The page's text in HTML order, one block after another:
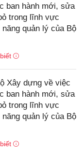
ban hành mới, sửa
trong lĩnh vực
quản lý của Bộ
Xây dựng về việc
ban hành mới, sửa
trong lĩnh vực
quản lý của Bộ